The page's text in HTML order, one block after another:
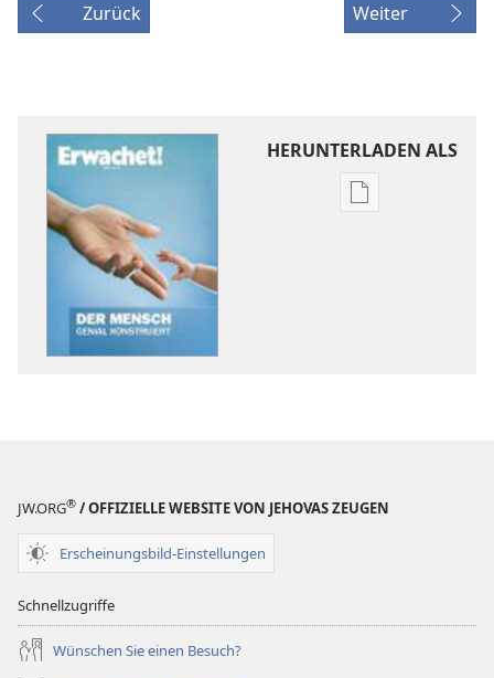
Zurück Weiter
HERUNTERLADEN ALS
JW.ORG® / OFFIZIELLE WEBSITE VON JEHOVAS ZEUGEN
Erscheinungsbild-Einstellungen
Schnellzugriffe
Wünschen Sie einen Besuch?